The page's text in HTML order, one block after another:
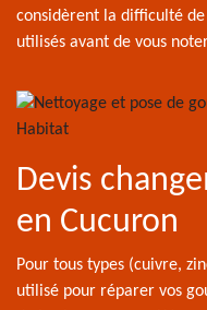
considèrent la difficulté
utilisés avant de vous
Devis
en Cucuron
Pour tous types (cuivre,
utilisé pour réparer vos